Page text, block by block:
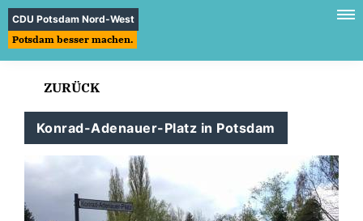
CDU Potsdam Nord-West
Potsdam besser machen.
ZURÜCK
Konrad-Adenauer-Platz in Potsdam